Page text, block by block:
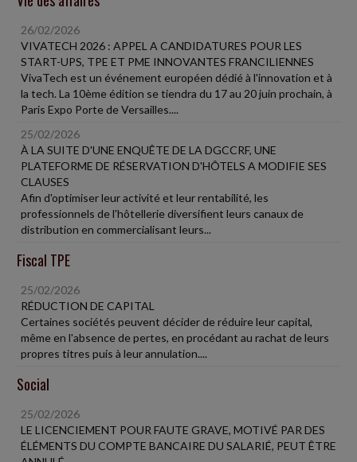
26/02/2026
VIVATECH 2026 : APPEL A CANDIDATURES POUR LES
START-UPS, TPE ET PME INNOVANTES FRANCILIENNES
VivaTech est un événement européen dédié à l'innovation et à
la tech. La 10ème édition se tiendra du 17 au 20 juin prochain, à
Paris Expo Porte de Versailles....
25/02/2026
À LA SUITE D'UNE ENQUÊTE DE LA DGCCRF, UNE
PLATEFORME DE RÉSERVATION D'HÔTELS A MODIFIE SES
CLAUSES
Afin d'optimiser leur activité et leur rentabilité, les
professionnels de l'hôtellerie diversifient leurs canaux de
distribution en commercialisant leurs...
Fiscal TPE
25/02/2026
RÉDUCTION DE CAPITAL
Certaines sociétés peuvent décider de réduire leur capital,
même en l'absence de pertes, en procédant au rachat de leurs
propres titres puis à leur annulation....
Social
25/02/2026
LE LICENCIEMENT POUR FAUTE GRAVE, MOTIVÉ PAR DES
ÉLÉMENTS DU COMPTE BANCAIRE DU SALARIÉ, PEUT ÊTRE